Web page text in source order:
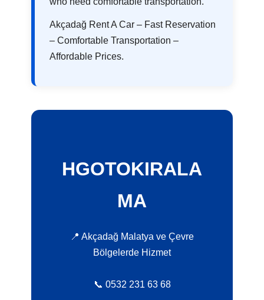
Akçadağ Rent A Car – Fast Reservation
– Comfortable Transportation –
Affordable Prices.
HGOTOKIRALA
MA
📍 Akçadağ Malatya ve Çevre
Bölgelerde Hizmet
📞 0532 231 63 68